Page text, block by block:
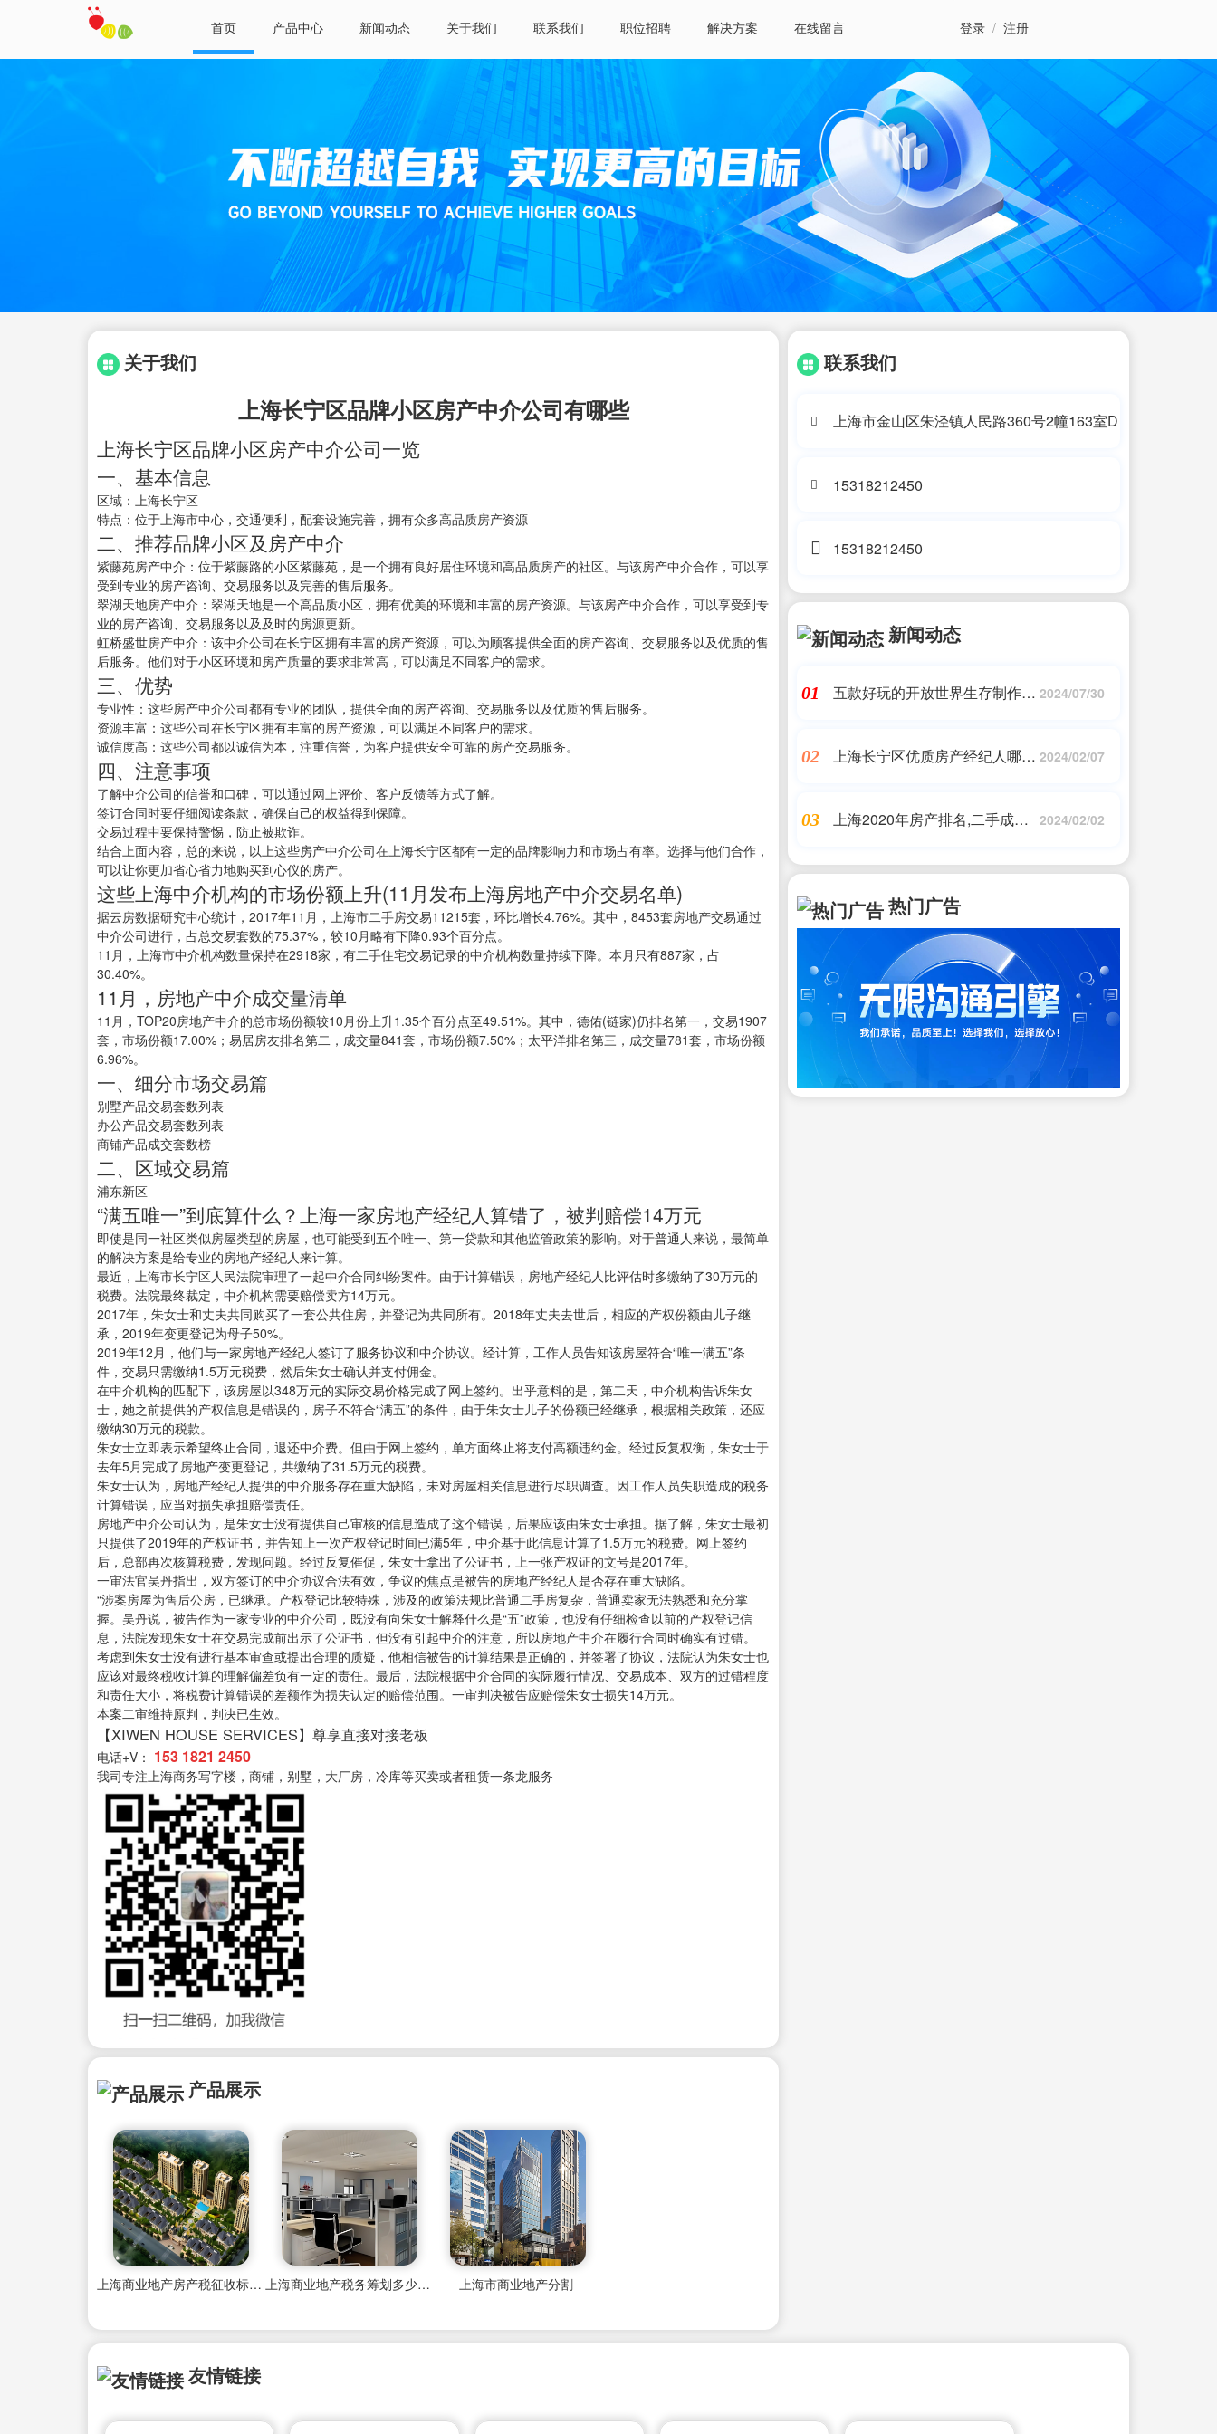
首页 产品中心 新闻动态 关于我们 联系我们 职位招聘 解决方案 在线留言 登录 / 注册
关于我们
上海长宁区品牌小区房产中介公司有哪些
上海长宁区品牌小区房产中介公司一览
一、基本信息
区域：上海长宁区
特点：位于上海市中心，交通便利，配套设施完善，拥有众多高品质房产资源
二、推荐品牌小区及房产中介
紫藤苑房产中介：位于紫藤路的小区紫藤苑，是一个拥有良好居住环境和高品质房产的社区。与该房产中介合作，可以享
受到专业的房产咨询、交易服务以及完善的售后服务。
翠湖天地房产中介：翠湖天地是一个高品质小区，拥有优美的环境和丰富的房产资源。与该房产中介合作，可以享受到专
业的房产咨询、交易服务以及及时的房源更新。
虹桥盛世房产中介：该中介公司在长宁区拥有丰富的房产资源，可以为顾客提供全面的房产咨询、交易服务以及优质的售
后服务。他们对于小区环境和房产质量的要求非常高，可以满足不同客户的需求。
三、优势
专业性：这些房产中介公司都有专业的团队，提供全面的房产咨询、交易服务以及优质的售后服务。
资源丰富：这些公司在长宁区拥有丰富的房产资源，可以满足不同客户的需求。
诚信度高：这些公司都以诚信为本，注重信誉，为客户提供安全可靠的房产交易服务。
四、注意事项
了解中介公司的信誉和口碑，可以通过网上评价、客户反馈等方式了解。
签订合同时要仔细阅读条款，确保自己的权益得到保障。
交易过程中要保持警惕，防止被欺诈。
结合上面内容，总的来说，以上这些房产中介公司在上海长宁区都有一定的品牌影响力和市场占有率。选择与他们合作，
可以让你更加省心省力地购买到心仪的房产。
这些上海中介机构的市场份额上升(11月发布上海房地产中介交易名单)
据云房数据研究中心统计，2017年11月，上海市二手房交易11215套，环比增长4.76%。其中，8453套房地产交易通过
中介公司进行，占总交易套数的75.37%，较10月略有下降0.93个百分点。
11月，上海市中介机构数量保持在2918家，有二手住宅交易记录的中介机构数量持续下降。本月只有887家，占
30.40%。
11月，房地产中介成交量清单
11月，TOP20房地产中介的总市场份额较10月份上升1.35个百分点至49.51%。其中，德佑(链家)仍排名第一，交易1907
套，市场份额17.00%；易居房友排名第二，成交量841套，市场份额7.50%；太平洋排名第三，成交量781套，市场份额
6.96%。
一、细分市场交易篇
别墅产品交易套数列表
办公产品交易套数列表
商铺产品成交套数榜
二、区域交易篇
浦东新区
“满五唯一”到底算什么？上海一家房地产经纪人算错了，被判赔偿14万元
即使是同一社区类似房屋类型的房屋，也可能受到五个唯一、第一贷款和其他监管政策的影响。对于普通人来说，最简单
的解决方案是给专业的房地产经纪人来计算。
最近，上海市长宁区人民法院审理了一起中介合同纠纷案件。由于计算错误，房地产经纪人比评估时多缴纳了30万元的
税费。法院最终裁定，中介机构需要赔偿卖方14万元。
2017年，朱女士和丈夫共同购买了一套公共住房，并登记为共同所有。2018年丈夫去世后，相应的产权份额由儿子继
承，2019年变更登记为母子50%。
2019年12月，他们与一家房地产经纪人签订了服务协议和中介协议。经计算，工作人员告知该房屋符合“唯一满五”条
件，交易只需缴纳1.5万元税费，然后朱女士确认并支付佣金。
在中介机构的匹配下，该房屋以348万元的实际交易价格完成了网上签约。出乎意料的是，第二天，中介机构告诉朱女
士，她之前提供的产权信息是错误的，房子不符合“满五”的条件，由于朱女士儿子的份额已经继承，根据相关政策，还应
缴纳30万元的税款。
朱女士立即表示希望终止合同，退还中介费。但由于网上签约，单方面终止将支付高额违约金。经过反复权衡，朱女士于
去年5月完成了房地产变更登记，共缴纳了31.5万元的税费。
朱女士认为，房地产经纪人提供的中介服务存在重大缺陷，未对房屋相关信息进行尽职调查。因工作人员失职造成的税务
计算错误，应当对损失承担赔偿责任。
房地产中介公司认为，是朱女士没有提供自己审核的信息造成了这个错误，后果应该由朱女士承担。据了解，朱女士最初
只提供了2019年的产权证书，并告知上一次产权登记时间已满5年，中介基于此信息计算了1.5万元的税费。网上签约
后，总部再次核算税费，发现问题。经过反复催促，朱女士拿出了公证书，上一张产权证的文号是2017年。
一审法官吴丹指出，双方签订的中介协议合法有效，争议的焦点是被告的房地产经纪人是否存在重大缺陷。
“涉案房屋为售后公房，已继承。产权登记比较特殊，涉及的政策法规比普通二手房复杂，普通卖家无法熟悉和充分掌
握。吴丹说，被告作为一家专业的中介公司，既没有向朱女士解释什么是“五”政策，也没有仔细检查以前的产权登记信
息，法院发现朱女士在交易完成前出示了公证书，但没有引起中介的注意，所以房地产中介在履行合同时确实有过错。
考虑到朱女士没有进行基本审查或提出合理的质疑，他相信被告的计算结果是正确的，并签署了协议，法院认为朱女士也
应该对最终税收计算的理解偏差负有一定的责任。最后，法院根据中介合同的实际履行情况、交易成本、双方的过错程度
和责任大小，将税费计算错误的差额作为损失认定的赔偿范围。一审判决被告应赔偿朱女士损失14万元。
本案二审维持原判，判决已生效。
【XIWEN HOUSE SERVICES】尊享直接对接老板
电话+V： 153 1821 2450
我司专注上海商务写字楼，商铺，别墅，大厂房，冷库等买卖或者租赁一条龙服务
产品展示
上海商业地产房产税征收标准最新 上海商业地产税务筹划多少钱一年收入 上海市商业地产分割
联系我们
上海市金山区朱泾镇人民路360号2幢163室D
15318212450
15318212450
新闻动态
01
五款好玩的开放世界生存制作单 2024/07/30
02
上海长宁区优质房产经纪人哪家
人佣金
2024/02/07
03
上海2020年房产排名,二手成交
江板块置业天梯图来了
2024/02/02
热门广告
友情链接